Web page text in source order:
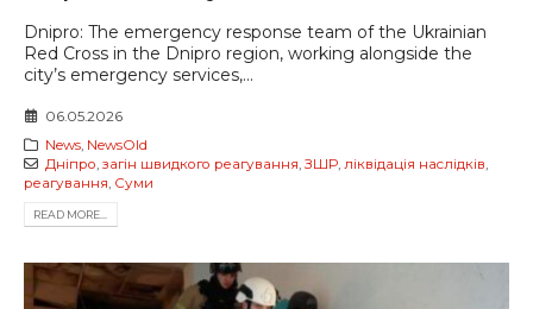
Dnipro: The emergency response team of the Ukrainian
Red Cross in the Dnipro region, working alongside the
city’s emergency services,...
06.05.2026
News, NewsOld
Дніпро, загін швидкого реагування, ЗШР, ліквідація наслідків,
реагування, Суми
READ MORE...